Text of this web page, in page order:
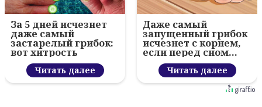
За 5 дней исчезнет
даже самый
застарелый грибок:
вот хитрость
Читать далее
Даже самый
запущенный грибок
исчезнет с корнем,
если перед сном…
Читать далее